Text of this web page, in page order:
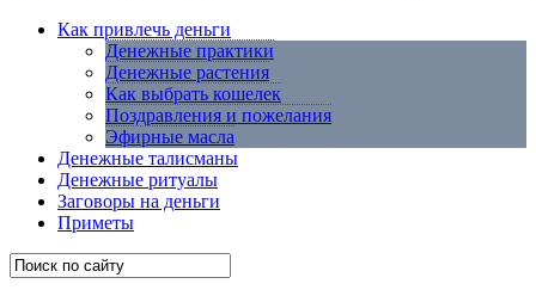
Как привлечь деньги
Денежные практики
Денежные растения
Как выбрать кошелек
Поздравления и пожелания
Эфирные масла
Денежные талисманы
Денежные ритуалы
Заговоры на деньги
Приметы